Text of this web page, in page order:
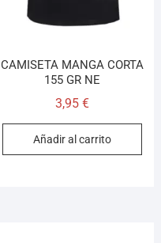
CAMISETA MANGA CORTA
155 GR NE
3,95€
Añadir al carrito